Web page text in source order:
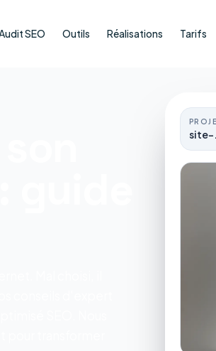
SEO Outils Réalisations Tarifs
Mal choisi, il
conseils d'expert
SEO.
transformer